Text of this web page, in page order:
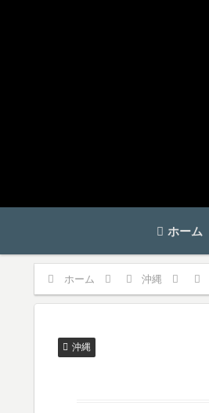
ホーム
ホーム 沖縄
沖縄